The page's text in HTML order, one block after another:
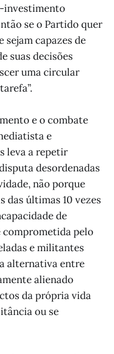
investimento
se o Partido quer
sejam capazes de
suas decisões
uma circular
e o combate
e
leva a repetir
desordenadas
não porque
das últimas 10 vezes
de
comprometida pelo
e militantes
alternativa entre
alienado
da própria vida
ou se